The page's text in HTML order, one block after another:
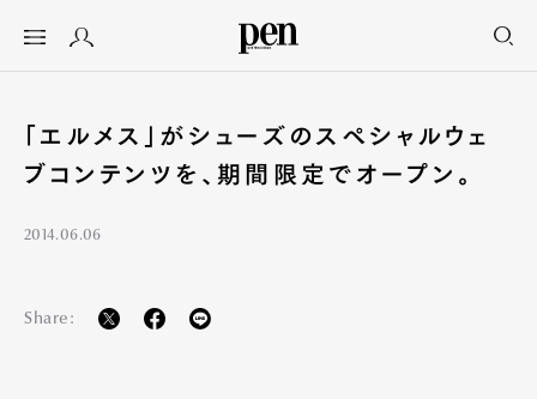
「エルメス」がシューズのスペシャルウェ
ブコンテンツを、期間限定でオープン。
2014.06.06
Share: